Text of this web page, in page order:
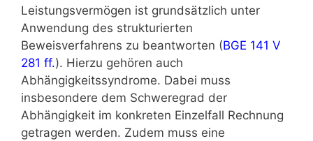
Leistungsvermögen ist grundsätzlich unter
Anwendung des strukturierten
Beweisverfahrens zu beantworten (BGE 141 V
281 ff.). Hierzu gehören auch
Abhängigkeitssyndrome. Dabei muss
insbesondere dem Schweregrad der
Abhängigkeit im konkreten Einzelfall Rechnung
getragen werden. Zudem muss eine